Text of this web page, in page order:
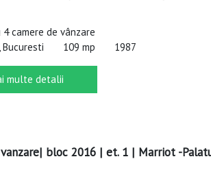
camere de vânzare
Bucuresti
109 mp 1987
multe detalii
bloc 2016 | et. 1 | Marriot -